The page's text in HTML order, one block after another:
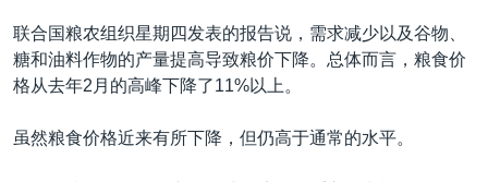
转
最新国际新闻
印太
欧洲
分类新闻
经济·金融·贸易
科教·文娱·体健
美中关系
白宫要闻
VOA视频
联合国粮农组织星期四发表的报告说，需求减少以及谷物、
糖和油料作物的产量提高导致粮价下降。总体而言，粮食价
格从去年2月的高峰下降了11%以上。
虽然粮食价格近来有所下降，但仍高于通常的水平。